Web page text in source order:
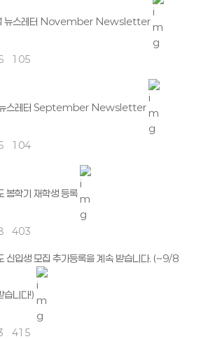
뉴스레터 November Newsletter
105
스레터 September Newsletter
104
학기 재학생 등록
403
입생 모집 추가등록을 계속 받습니다. (~9/8
습니다!)
415